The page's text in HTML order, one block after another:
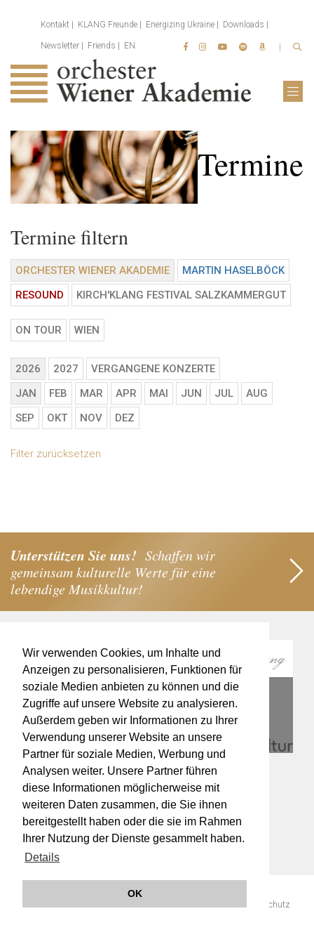
Wir verwenden Cookies, um Inhalte und
Anzeigen zu personalisieren, Funktionen für
soziale Medien anbieten zu können und die
Zugriffe auf unsere Website zu analysieren.
Außerdem geben wir Informationen zu Ihrer
Verwendung unserer Website an unsere
Partner für soziale Medien, Werbung und
Analysen weiter. Unsere Partner führen
diese Informationen möglicherweise mit
weiteren Daten zusammen, die Sie ihnen
bereitgestellt haben oder die sie im Rahmen
Ihrer Nutzung der Dienste gesammelt haben.
Details
OK
Kontakt KLANG Freunde Energizing Ukraine Downloads
Newsletter Friends EN
Termine
Termine filtern
ORCHESTER WIENER AKADEMIE
MARTIN HASELBÖCK
RESOUND
KIRCH'KLANG FESTIVAL SALZKAMMERGUT
ON TOUR WIEN
2026 2027
VERGANGENE KONZERTE
JAN
FEB MAR APR MAI JUN JUL
AUG
SEP
OKT NOV DEZ
Filter zurücksetzen
Unterstützen Sie uns! Schaffen wir
gemeinsam kulturelle Werte für eine
lebendige Musikkultur!
Datenschutz